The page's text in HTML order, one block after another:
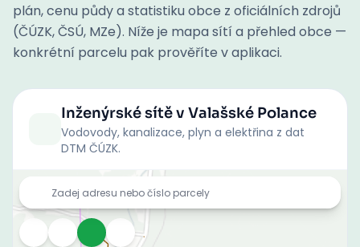
plán, cenu půdy a statistiku obce z oficiálních zdrojů
(ČÚZK, ČSÚ, MZe). Níže je mapa sítí a přehled obce —
konkrétní parcelu pak prověříte v aplikaci.
Inženýrské sítěv Valašské Polance
Vodovody, kanalizace, plyn a elektřina z dat
DTM ČÚZK.